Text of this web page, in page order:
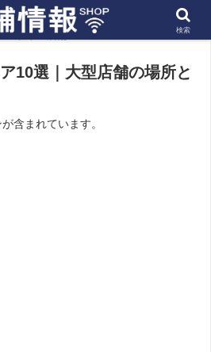
岐阜の店舗
10選｜大型店舗の場所と
含まれています。
検索